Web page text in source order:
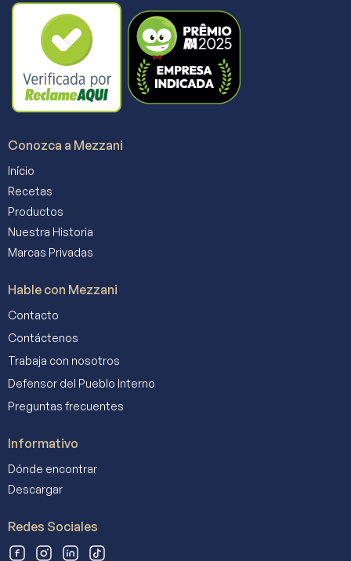
Conozca a Mezzani
Início
Recetas
Productos
Nuestra Historia
Marcas Privadas
Hable con Mezzani
Contacto
Contáctenos
Trabaja con nosotros
Defensor del Pueblo Interno
Preguntas frecuentes
Informativo
Dónde encontrar
Descargar
Redes Sociales